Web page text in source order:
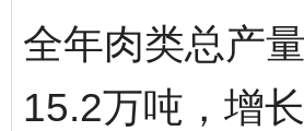
全年肉类总产
15.2万吨，增